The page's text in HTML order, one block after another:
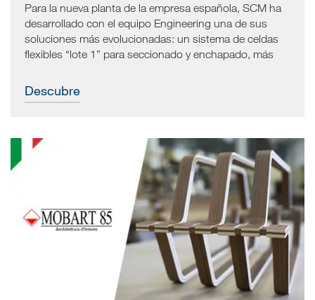
Para la nueva planta de la empresa española, SCM ha
desarrollado con el equipo Engineering una de sus
soluciones más evolucionadas: un sistema de celdas
flexibles “lote 1” para seccionado y enchapado, más
productivo.
Descubre